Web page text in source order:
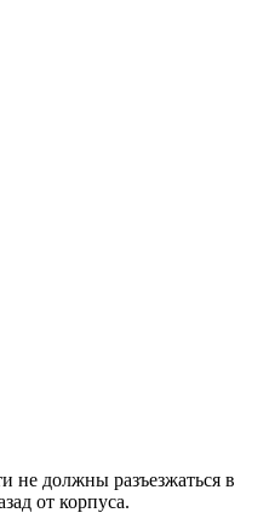
должны разъезжаться в
от корпуса.